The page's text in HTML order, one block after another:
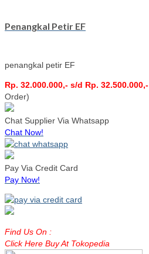
Penangkal Petir EF
penangkal petir EF
Rp. 32.000.000,- s/d Rp. 32.500.000,-
Order)
Chat Supplier Via Whatsapp
Chat Now!
Pay Via Credit Card
Pay Now!
Find Us On :
Click Here Buy At Tokopedia